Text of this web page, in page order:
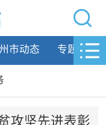
市动态 专题活动
攻坚先进表彰